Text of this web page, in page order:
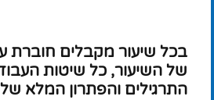
בכל שיעור מקבלים חוברת
של השיעור, כל שיטות
התרגילים והפתרון המלא